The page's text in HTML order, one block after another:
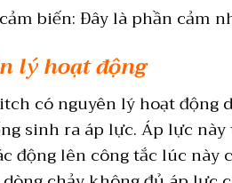
biến: Đây là phần cảm
lý hoạt động
có nguyên lý hoạt
sinh ra áp lực. Áp lực
động lên công tắc lúc